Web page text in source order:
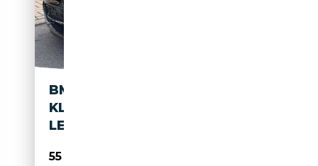
BMW M850 I XDRIVE LASER
KLIMASTZ HUD DAPROF
LEDER SC
55 555€